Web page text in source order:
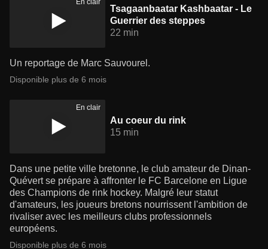
En clair
Tsagaanbaatar Kashbaatar - Le
Guerrier des steppes
22 min
Un reportage de Marc Sauvourel.
Disponible plus de 6 mois
En clair
Au coeur du rink
15 min
Dans une petite ville bretonne, le club amateur de Dinan-
Quévert se prépare à affronter le FC Barcelone en Ligue
des Champions de rink hockey. Malgré leur statut
d'amateurs, les joueurs bretons nourrissent l'ambition de
rivaliser avec les meilleurs clubs professionnels
européens.
Disponible plus de 6 mois